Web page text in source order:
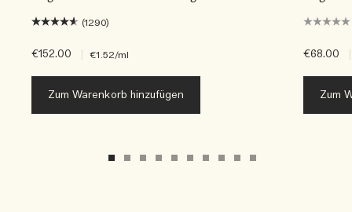
(1290)
€152.00 €1.52/ml
Zum Warenkorb hinzufügen
€68.00
Zum